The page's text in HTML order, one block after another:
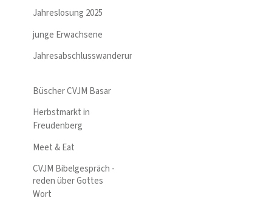
Jahreslosung 2025
junge Erwachsene
Jahresabschlusswanderung
Büscher CVJM Basar
Herbstmarkt in
Freudenberg
Meet & Eat
CVJM Bibelgespräch -
reden über Gottes
Wort